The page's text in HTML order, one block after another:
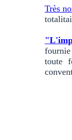
Très
toute